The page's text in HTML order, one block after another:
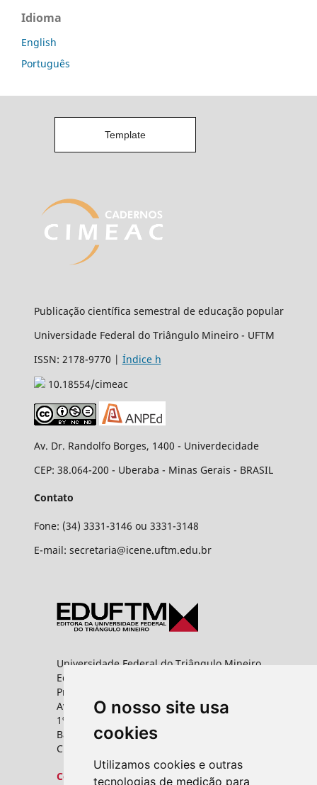
O nosso site usa
cookies
Utilizamos cookies e outras
tecnologias de medição para
Idioma
English
Português
Template
Publicação científica semestral de educação popular
Universidade Federal do Triângulo Mineiro - UFTM
ISSN: 2178-9770 | Índice h
10.18554/cimeac
Av. Dr. Randolfo Borges, 1400 - Univerdecidade
CEP: 38.064-200 - Uberaba - Minas Gerais - BRASIL
Contato
Fone: (34) 3331-3146 ou 3331-3148
E-mail: secretaria@icene.uftm.edu.br
Universidade Federal do Triângulo Mineiro
Editora UFTM
Prédio da Reitoria
Av. Frei Paulino, nº 30,
1º andar - Sala 8 PROPPG
Bairro Abadia
CEP: 38025-180 - Uberaba - MG
Contato